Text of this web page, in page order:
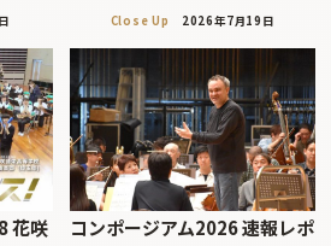
Close Up 2026年7月19日
花咲
コンポージアム2026 速報レポ